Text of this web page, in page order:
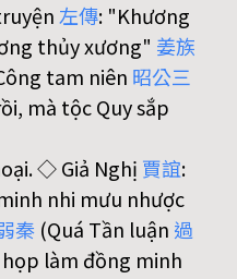
左傳: "Khương
thủy xương" 姜族
tam niên 昭公三
mà tộc Quy sắp
◇ Giả Nghị 賈誼:
nhi mưu nhược
秦 (Quá Tần luận 過
làm đồng minh